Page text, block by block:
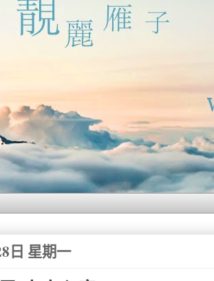
日 星期一